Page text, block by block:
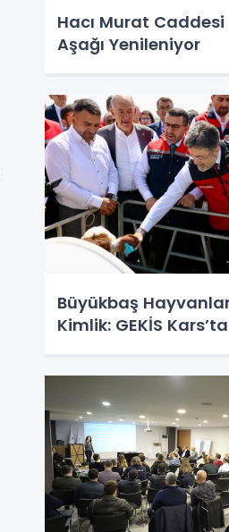
Hacı Murat
Aşağı Yenileniyor
Büyükbaş
Kimlik: GEKİS